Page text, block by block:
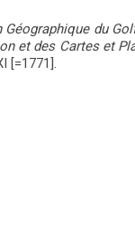
Géographique du
et des Cartes et
[=1771].